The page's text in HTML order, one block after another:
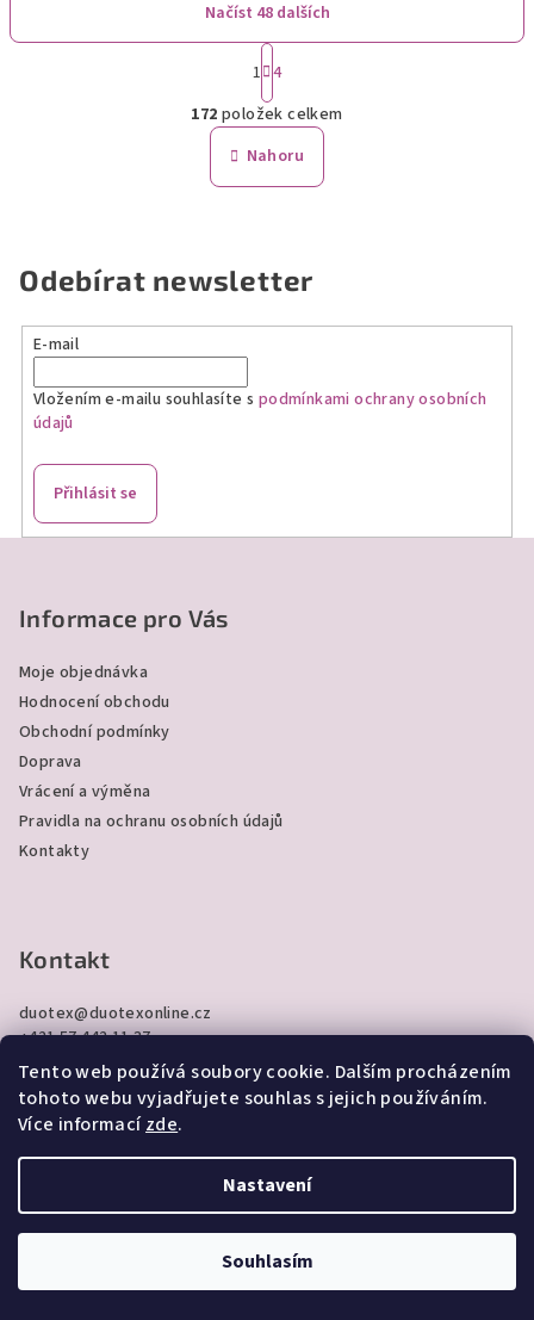
Tento web používá soubory cookie. Dalším procházením
tohoto webu vyjadřujete souhlas s jejich používáním.
Více informacízde.
Nastavení
Souhlasím
O
v
l
á
í
k
i
Načíst 48 dalších
S
t
r
á
n
k
o
í
1 4
172 položek celkem
Nahoru
Odebírat newsletter
E-mail
Vložením e-mailu souhlasíte s podmínkami ochrany osobních
údajů
Přihlásit se
Informace pro Vás
Moje objednávka
Hodnocení obchodu
Obchodní podmínky
Doprava
Vrácení a výměna
Pravidla na ochranu osobních údajů
Kontakty
Kontakt
duotex@duotexonline.cz
+421 57 442 11 37
+421 915 882 913
Přijímáme online platby